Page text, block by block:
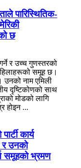
पारिस्थितिक-
छ
र उच्च गुणस्तरको
समूह छ।
नाम एमिली
दृष्टिकोणको साथ
मोडको लागि
होइन ...
कार्य
र उनको
समूहको भ्रमण